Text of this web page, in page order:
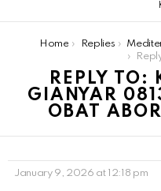
You are here:
Home Replies Mediterania
Reply To: Klinik
REPLY TO:
GIANYAR
OBAT
January 9, 2026 at 12:18 pm